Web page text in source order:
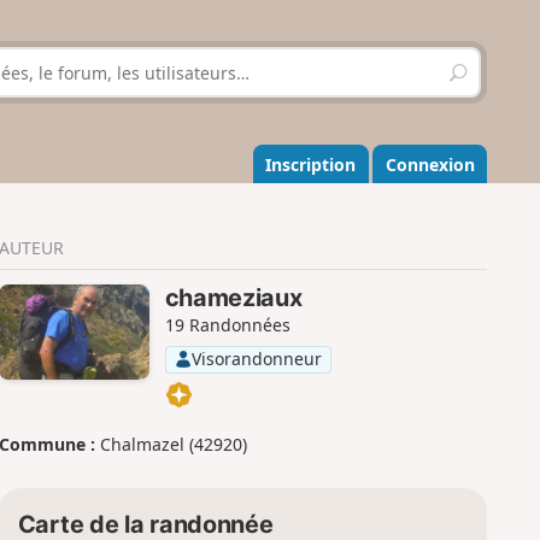
R
e
h
e
r
r
Inscription Connexion
AUTEUR
chameziaux
19 Randonnées
Visorandonneur
Commune : Chalmazel (42920)
Carte de la randonnée